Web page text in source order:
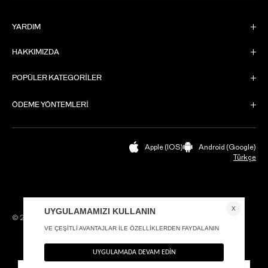
YARDIM
HAKKIMIZDA
POPÜLER KATEGORİLER
ÖDEME YÖNTEMLERİ
Apple (IOS)
Android (Google)
Türkçe
© 2020 Vatkalı